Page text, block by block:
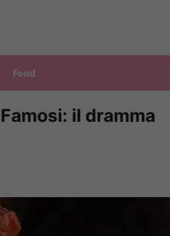
Food
il dramma